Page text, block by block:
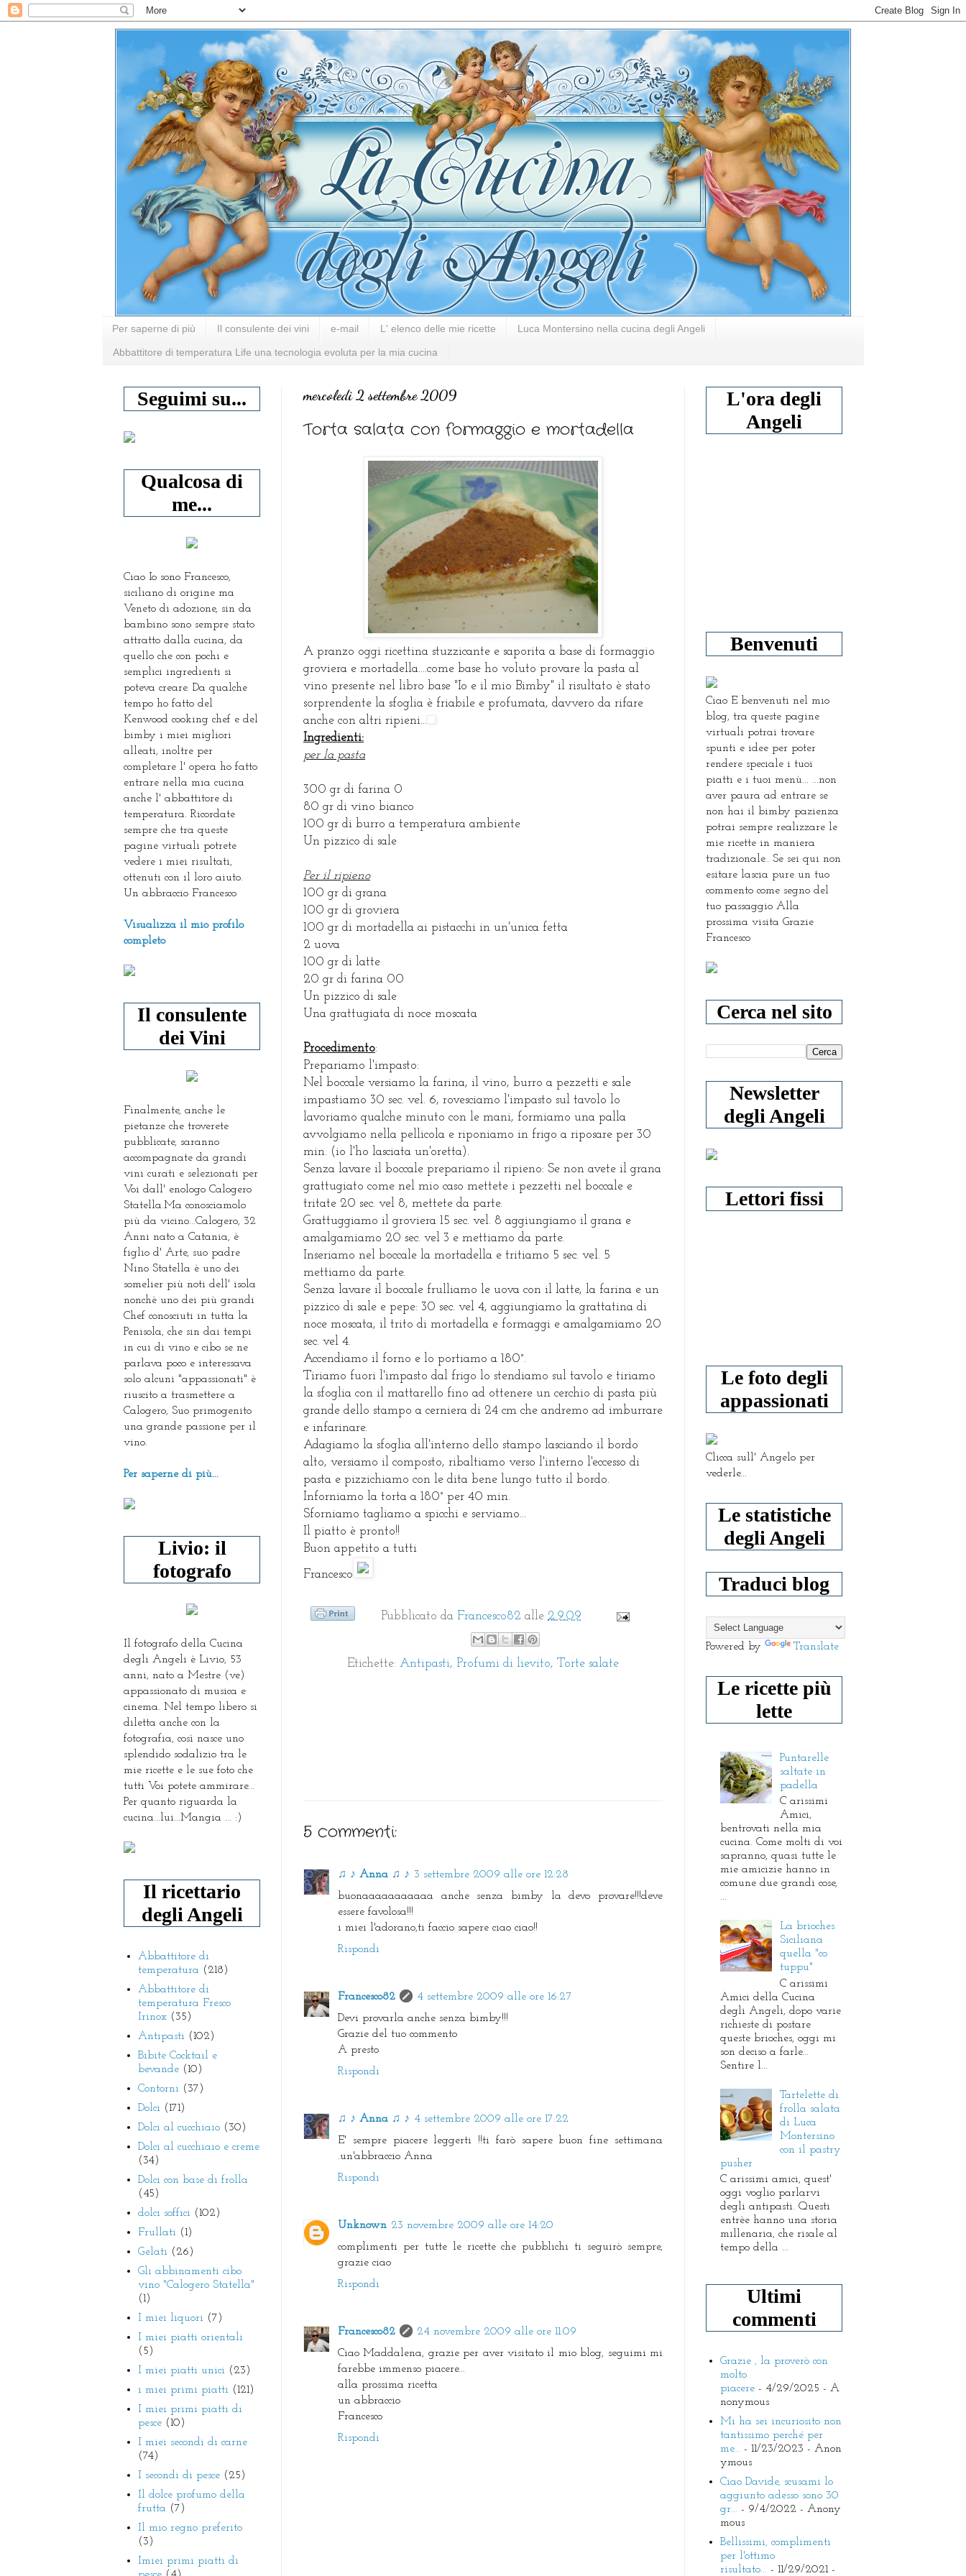
Per saperne di più Il consulente dei vini e-mail L' elenco delle mie ricette Luca Montersino nella cucina degli Angeli
Abbattitore di temperatura Life una tecnologia evoluta per la mia cucina
mercoledì 2 settembre 2009
Torta salata con formaggio e mortadella
A pranzo oggi ricettina stuzzicante e saporita a base di formaggio
groviera e mortadella....come base ho voluto provare la pasta al
vino presente nel libro base "Io e il mio Bimby" il risultato è stato
sorprendente la sfoglia è friabile e profumata, davvero da rifare
anche con altri ripieni...
Ingredienti:
per la pasta
300 gr di farina 0
80 gr di vino bianco
100 gr di burro a temperatura ambiente
Un pizzico di sale
Per il ripieno
100 gr di grana
100 gr di groviera
100 gr di mortadella ai pistacchi in un'unica fetta
2 uova
100 gr di latte
20 gr di farina 00
Un pizzico di sale
Una grattugiata di noce moscata
Procedimento:
Prepariamo l'impasto:
Nel boccale versiamo la farina, il vino, burro a pezzetti e sale
impastiamo 30 sec. vel. 6, rovesciamo l'impasto sul tavolo lo
lavoriamo qualche minuto con le mani, formiamo una palla
avvolgiamo nella pellicola e riponiamo in frigo a riposare per 30
min. (io l'ho lasciata un'oretta).
Senza lavare il boccale prepariamo il ripieno: Se non avete il grana
grattugiato come nel mio caso mettete i pezzetti nel boccale e
tritate 20 sec. vel 8, mettete da parte.
Grattuggiamo il groviera 15 sec. vel. 8 aggiungiamo il grana e
amalgamiamo 20 sec. vel 3 e mettiamo da parte.
Inseriamo nel boccale la mortadella e tritiamo 5 sec. vel. 5
mettiamo da parte.
Senza lavare il boccale frulliamo le uova con il latte, la farina e un
pizzico di sale e pepe: 30 sec. vel 4, aggiungiamo la grattatina di
noce moscata, il trito di mortadella e formaggi e amalgamiamo 20
sec. vel 4.
Accendiamo il forno e lo portiamo a 180°.
Tiriamo fuori l'impasto dal frigo lo stendiamo sul tavolo e tiriamo
la sfoglia con il mattarello fino ad ottenere un cerchio di pasta più
grande dello stampo a cerniera di 24 cm che andremo ad imburrare
e infarinare.
Adagiamo la sfoglia all'interno dello stampo lasciando il bordo
alto, versiamo il composto, ribaltiamo verso l'interno l'eccesso di
pasta e pizzichiamo con le dita bene lungo tutto il bordo.
Inforniamo la torta a 180° per 40 min.
Sforniamo tagliamo a spicchi e serviamo...
Il piatto è pronto!!
Buon appetito a tutti
Francesco
Pubblicato da Francesco82 alle 2.9.09
Etichette: Antipasti, Profumi di lievito, Torte salate
5 commenti:
♫ ♪ Anna ♫ ♪ 3 settembre 2009 alle ore 12:28
buonaaaaaaaaaaa anche senza bimby la devo provare!!!deve
essere favolosa!!!
i miei l'adorano,ti faccio sapere ciao ciao!!
Rispondi
Francesco82
4 settembre 2009 alle ore 16:27
Devi provarla anche senza bimby!!!
Grazie del tuo commento
A presto
Rispondi
♫ ♪ Anna ♫ ♪ 4 settembre 2009 alle ore 17:22
E' sempre piacere leggerti !!ti farò sapere buon fine settimana
.un'abbraccio Anna
Rispondi
Unknown 23 novembre 2009 alle ore 14:20
complimenti per tutte le ricette che pubblichi ti seguirò sempre,
grazie ciao
Rispondi
Francesco82
24 novembre 2009 alle ore 11:09
Ciao Maddalena, grazie per aver visitato il mio blog, seguimi mi
farebbe immenso piacere...
alla prossima ricetta
un abbraccio
Francesco
Rispondi
Seguimi su...
Qualcosa di
me...
Ciao Io sono Francesco,
siciliano di origine ma
Veneto di adozione, sin da
bambino sono sempre stato
attratto dalla cucina, da
quello che con pochi e
semplici ingredienti si
poteva creare. Da qualche
tempo ho fatto del
Kenwood cooking chef e del
bimby i miei migliori
alleati, inoltre per
completare l' opera ho fatto
entrare nella mia cucina
anche l' abbattitore di
temperatura. Ricordate
sempre che tra queste
pagine virtuali potrete
vedere i miei risultati,
ottenuti con il loro aiuto.
Un abbraccio Francesco
Visualizza il mio profilo
completo
Il consulente
dei Vini
Finalmente, anche le
pietanze che troverete
pubblicate, saranno
accompagnate da grandi
vini curati e selezionati per
Voi dall' enologo Calogero
Statella.Ma conosciamolo
più da vicino...Calogero, 32
Anni nato a Catania, è
figlio d' Arte, suo padre
Nino Statella è uno dei
somelier più noti dell' isola
nonchè uno dei più grandi
Chef conosciuti in tutta la
Penisola, che sin dai tempi
in cui di vino e cibo se ne
parlava poco e interessava
solo alcuni "appassionati" è
riuscito a trasmettere a
Calogero, Suo primogenito
una grande passione per il
vino.
Per saperne di più...
Livio: il
fotografo
Il fotografo della Cucina
degli Angeli è Livio, 53
anni, nato a Mestre (ve)
appassionato di musica e
cinema. Nel tempo libero si
diletta anche con la
fotografia, così nasce uno
splendido sodalizio tra le
mie ricette e le sue foto che
tutti Voi potete ammirare...
Per quanto riguarda la
cucina...lui...Mangia ... :)
Il ricettario
degli Angeli
Abbattitore di
temperatura (218)
Abbattitore di
temperatura Fresco
Irinox (35)
Antipasti (102)
Bibite Cocktail e
bevande (10)
Contorni (37)
Dolci (171)
Dolci al cucchiaio (30)
Dolci al cucchiaio e creme
(34)
Dolci con base di frolla
(45)
dolci soffici (102)
Frullati (1)
Gelati (26)
Gli abbinamenti cibo
vino "Calogero Statella"
(1)
I miei liquori (7)
I miei piatti orientali
(5)
I miei piatti unici (23)
i miei primi piatti (121)
I miei primi piatti di
pesce (10)
I miei secondi di carne
(74)
I secondi di pesce (25)
Il dolce profumo della
frutta (7)
Il mio regno preferito
(3)
Imiei primi piatti di
L'ora degli
Angeli
Benvenuti
Ciao E benvenuti nel mio
blog, tra queste pagine
virtuali potrai trovare
spunti e idee per poter
rendere speciale i tuoi
piatti e i tuoi menù... ...non
aver paura ad entrare se
non hai il bimby pazienza
potrai sempre realizzare le
mie ricette in maniera
tradizionale.. Se sei qui non
esitare lascia pure un tuo
commento come segno del
tuo passaggio Alla
prossima visita Grazie
Francesco
Cerca nel sito
Newsletter
degli Angeli
Lettori fissi
Le foto degli
appassionati
Clicca sull' Angelo per
vederle...
Le statistiche
degli Angeli
Traduci blog
Powered by Translate
Le ricette più
lette
Puntarelle
saltate in
padella
C arissimi
Amici,
bentrovati nella mia
cucina. Come molti di voi
sapranno, quasi tutte le
mie amicizie hanno in
comune due grandi cose,
...
La brioches
Siciliana
quella "co
tuppu"
C arissimi
Amici della Cucina
degli Angeli, dopo varie
richieste di postare
queste brioches, oggi mi
son deciso a farle...
Sentire l...
Tartelette di
frolla salata
di Luca
Montersino
con il pastry
pusher
C arissimi amici, quest'
oggi voglio parlarvi
degli antipasti. Questi
entrèe hanno una storia
millenaria, che risale al
tempo della ...
Ultimi
commenti
Grazie , la proverò con
molto
piacere - 4/29/2025 - A
nonymous
Mi ha sei incuriosito non
tantissimo perché per
me... - 11/23/2023 - Anon
ymous
Ciao Davide, scusami lo
aggiunto adesso sono 30
gr... - 9/4/2022 - Anony
mous
Bellissimi, complimenti
per l'ottimo
risultato... - 11/29/2021-